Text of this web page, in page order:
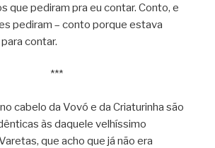
que pediram pra eu contar. Conto, e
pediram – conto porque estava
contar.
***
cabelo da Vovó e da Criaturinha são
às daquele velhíssimo
que acho que já não era